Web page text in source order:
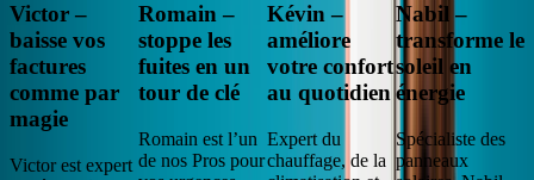
Victor –
baisse vos
factures
comme par
magie
Victor est expert
Romain –
stoppe les
fuites en un
tour de clé
Romain est l’un
de nos Pros pour
Kévin –
améliore
votre confort
au quotidien
Expert du
chauffage, de la
Nabil –
transforme le
soleil en
énergie
Spécialiste des
panneaux